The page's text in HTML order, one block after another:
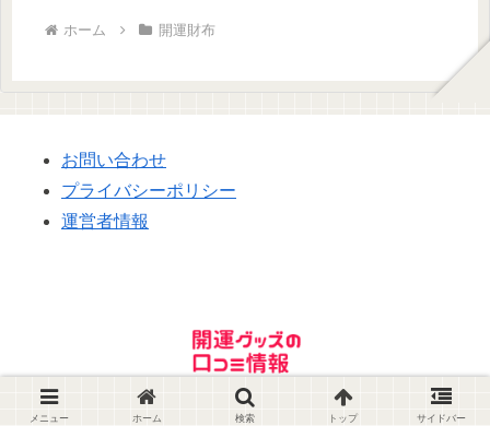
ホーム 開運財布
お問い合わせ
プライバシーポリシー
運営者情報
© 2024 開運グッズ の口コミ情報.
メニュー ホーム 検索 トップ サイドバー